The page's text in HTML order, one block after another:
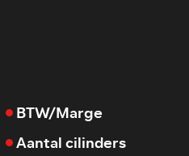
BTW/Marge
Aantal cilinders